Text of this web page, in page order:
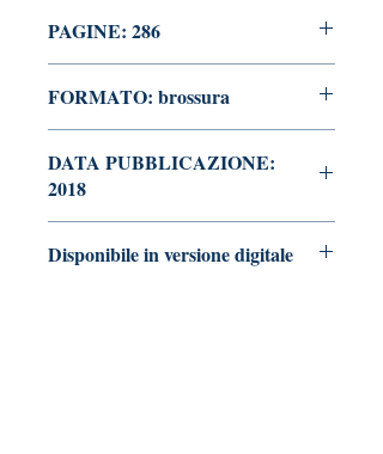
PAGINE: 286
FORMATO: brossura
DATA PUBBLICAZIONE:
2018
Disponibile in versione digitale